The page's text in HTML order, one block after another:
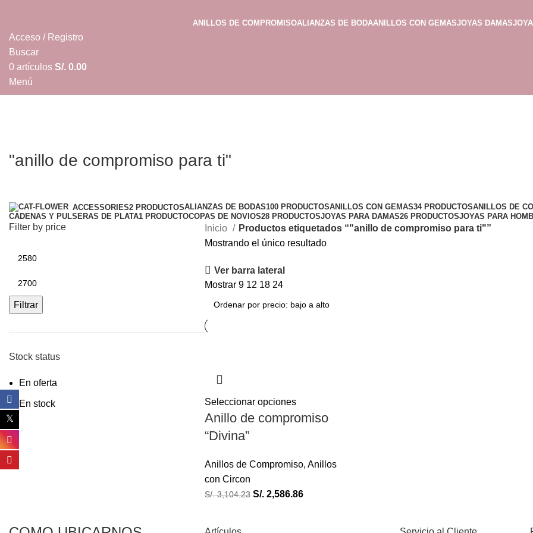
ANILLOS DE COMPROMISOALIANZAS DE BODAANILLOS CON GEMASJOYAS DAMAS
Acceso / Registro
Buscar
0 artículos S/. 0.00
Menú
"anillo de compromiso para ti"
ACCESSORIES2 PRODUCTOSALIANZAS DE BODAS100 PRODUCTOSANILLOS CON GEMAS34 PRODUCTOSANILLOS DE
CADENAS Y PULSERAS DE PLATA1 PRODUCTOCOPAS DE NOVIOS28 PRODUCTOSJOYAS PARA DAMAS26 PRODUCTOSJOYAS PARA
Filter by price
Filtrar
Stock status
En oferta
En stock
Inicio
Productos etiquetados “"anillo de compromiso para ti"”
Mostrando el único resultado
Ver barra lateral
Mostrar 9 12 18 24
Seleccionar opciones
Anillo de compromiso
“Divina”
Anillos de Compromiso, Anillos
con Circon
S/.3,104.23 S/.2,586.86